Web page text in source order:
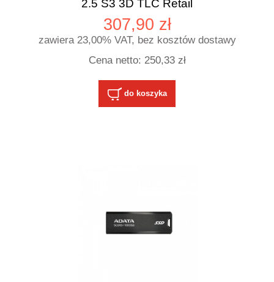
2.5 S3 3D TLC Retail
307,90 zł
zawiera 23,00% VAT, bez kosztów dostawy
Cena netto: 250,33 zł
do koszyka